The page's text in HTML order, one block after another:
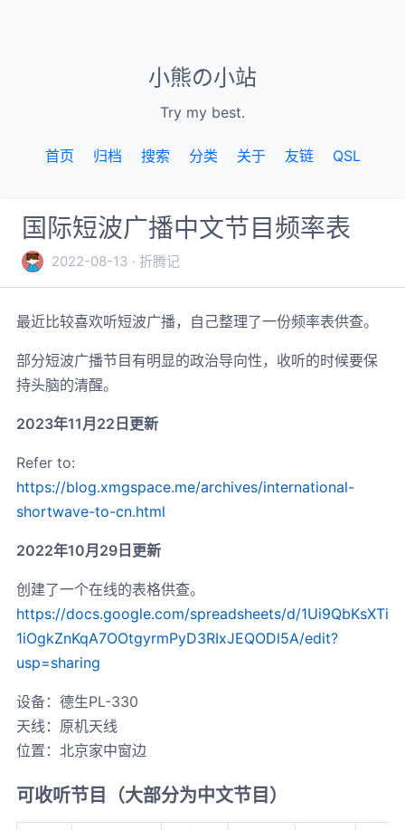
小熊の小站
Try my best.
首页 归档 搜索 分类 关于 友链 QSL
国际短波广播中文节目频率表
2022-08-13 折腾记
最近比较喜欢听短波广播，自己整理了一份频率表供查。
部分短波广播节目有明显的政治导向性，收听的时候要保
持头脑的清醒。
2023年11月22日更新
Refer to:
https://blog.xmgspace.me/archives/international-
shortwave-to-cn.html
2022年10月29日更新
创建了一个在线的表格供查。
https://docs.google.com/spreadsheets/d/1Ui9QbKsXTi
1iOgkZnKqA7OOtgyrmPyD3RIxJEQODl5A/edit?
usp=sharing
设备：德生PL-330
天线：原机天线
位置：北京家中窗边
可收听节目（大部分为中文节目）